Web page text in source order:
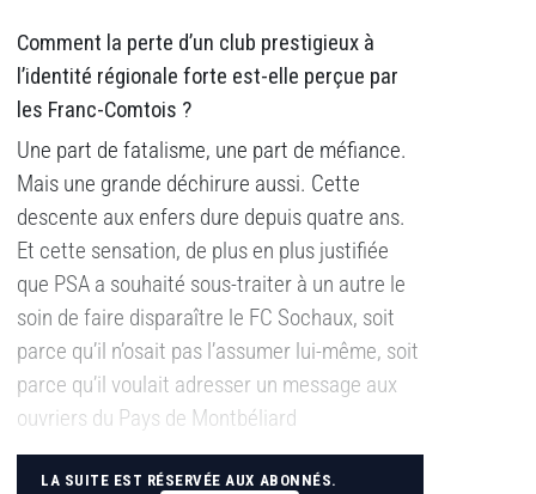
Comment la perte d’un club prestigieux à
l’identité régionale forte est-elle perçue par
les Franc-Comtois ?
Une part de fatalisme, une part de méfiance.
Mais une grande déchirure aussi. Cette
descente aux enfers dure depuis quatre ans.
Et cette sensation, de plus en plus justifiée
que PSA a souhaité sous-traiter à un autre le
soin de faire disparaître le FC Sochaux, soit
parce qu’il n’osait pas l’assumer lui-même, soit
parce qu’il voulait adresser un message aux
ouvriers du Pays de Montbéliard
LA SUITE EST RÉSERVÉE AUX ABONNÉS.